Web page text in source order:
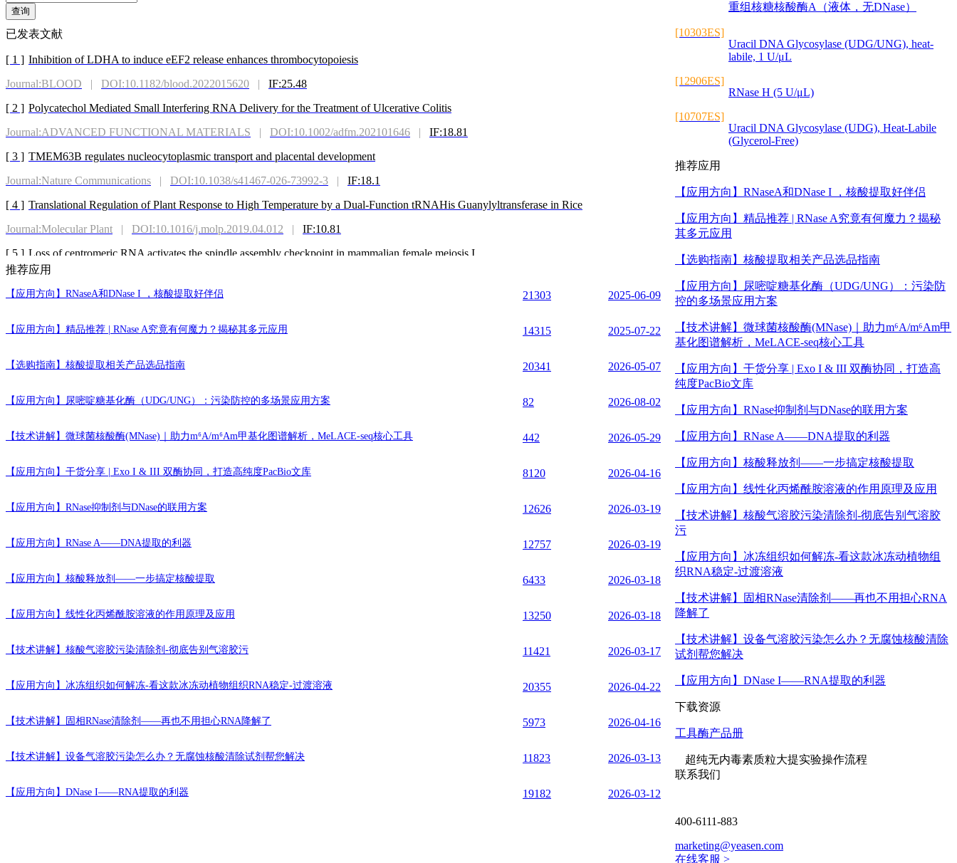
查询
已发表文献
[ 1 ] Inhibition of LDHA to induce eEF2 release enhances thrombocytopoiesis
Journal:BLOOD
| DOI:10.1182/blood.2022015620 |
IF:25.48
[ 2 ] Polycatechol Mediated Small Interfering RNA Delivery for the Treatment of Ulcerative Colitis
Journal:ADVANCED FUNCTIONAL MATERIALS
| DOI:10.1002/adfm.202101646 |
IF:18.81
[ 3 ] TMEM63B regulates nucleocytoplasmic transport and placental development
Journal:Nature Communications
| DOI:10.1038/s41467-026-73992-3 |
IF:18.1
[ 4 ] Translational Regulation of Plant Response to High Temperature by a Dual-Function tRNAHis Guanylyltransferase in Rice
Journal:Molecular Plant
| DOI:10.1016/j.molp.2019.04.012 |
IF:10.81
[ 5 ] Loss of centromeric RNA activates the spindle assembly checkpoint in mammalian female meiosis I
Journal:JOURNAL OF CELL BIOLOGY
[ 6 ] Aggregation-Induced Emission Photosensitizer Synergizes Photodynamic Therapy and the Inhibition of the NF-κB Signaling Pathway to
Journal:ACS Applied Materials & Interfaces
[ 7 ] The potential toxicity of polystyrene nanoplastics to human trophoblasts in vitro
Aberrant methylation of Serpine1 mediates lung injury in neonatal mice prenatally exposed to intrauterine inflammation
Journal:Cell and Bioscience
| DOI:10.1186/s13578-022-00901-8 |
IF:9.58
ROS activated MAPK signaling pathways
Journal:Acta Biomaterialia
| DOI:10.1016/j.actbio.2020.06.030
[ 12 ] A Combination of Guanidyl and Phenyl Groups on a Dendrimer Enables Efficient siRNA and DNA Delivery
Journal:BIOMACROMOLECULES
| DOI:10.1021/acs.biomac.7b00567
Pathway in Colorectal Cancer
[ 14 ] Rubioncolin C, a natural naphthohydroquinone dimer isolated from Rubia yunnanensis, inhibits the proliferation and metastasis by inducing
Journal:JOURNAL OF ETHNOPHARMACOLOGY
| DOI:10.1016/j.jep.2021.114184
[ 15 ] E2F1/2/7/8 as independent indicators of survival in patients with cervical squamous cell carcinoma
推荐应用
【应用方向】 RNaseA和DNase I ，核酸提取好伴侣 21303 2025-06-09
【应用方向】 精品推荐 | RNase A究竟有何魔力？揭秘其多元应用 14315 2025-07-22
【选购指南】 核酸提取相关产品选品指南 20341 2026-05-07
【应用方向】 尿嘧啶糖基化酶（UDG/UNG）：污染防控的多场景应用方案 82 2026-08-02
【技术讲解】 微球菌核酸酶(MNase)｜助力m⁶A/m⁶Am甲基化图谱解析，MeLACE-seq核心工具 442 2026-05-29
【应用方向】 干货分享 | Exo I & III 双酶协同，打造高纯度PacBio文库 8120 2026-04-16
【应用方向】 RNase抑制剂与DNase的联用方案 12626 2026-03-19
【应用方向】 RNase A——DNA提取的利器 12757 2026-03-19
【应用方向】 核酸释放剂——一步搞定核酸提取 6433 2026-03-18
【应用方向】 线性化丙烯酰胺溶液的作用原理及应用 13250 2026-03-18
【技术讲解】 核酸气溶胶污染清除剂-彻底告别气溶胶污 11421 2026-03-17
【应用方向】 冰冻组织如何解冻-看这款冰冻动植物组织RNA稳定-过渡溶液 20355 2026-04-22
【技术讲解】 固相RNase清除剂——再也不用担心RNA降解了 5973 2026-04-16
【技术讲解】 设备气溶胶污染怎么办？无腐蚀核酸清除试剂帮您解决 11823 2026-03-13
【应用方向】 DNase I——RNA提取的利器 19182 2026-03-12
重组核糖核酸酶A（液体，无DNase）
[10303ES]
Uracil DNA Glycosylase (UDG/UNG), heat-
labile, 1 U/μL
[12906ES]
RNase H (5 U/μL)
[10707ES]
Uracil DNA Glycosylase (UDG), Heat-Labile
(Glycerol-Free)
推荐应用
【应用方向】 RNaseA和DNase I ，核酸提取好伴侣
【应用方向】 精品推荐 | RNase A究竟有何魔力？揭秘
其多元应用
【选购指南】 核酸提取相关产品选品指南
【应用方向】
尿嘧啶糖基化酶（UDG/UNG）：污染防
控的多场景应用方案
【技术讲解】 微球菌核酸酶(MNase)｜助力m⁶A/m⁶Am甲
基化图谱解析，MeLACE-seq核心工具
【应用方向】 干货分享 | Exo I & III 双酶协同，打造高
纯度PacBio文库
【应用方向】 RNase抑制剂与DNase的联用方案
【应用方向】 RNase A——DNA提取的利器
【应用方向】 核酸释放剂——一步搞定核酸提取
【应用方向】 线性化丙烯酰胺溶液的作用原理及应用
【技术讲解】 核酸气溶胶污染清除剂-彻底告别气溶胶
污
【应用方向】 冰冻组织如何解冻-看这款冰冻动植物组
织RNA稳定-过渡溶液
【技术讲解】
固相RNase清除剂——再也不用担心RNA
降解了
【技术讲解】 设备气溶胶污染怎么办？无腐蚀核酸清除
试剂帮您解决
【应用方向】 DNase I——RNA提取的利器
下载资源
工具酶产品册
超纯无内毒素质粒大提实验操作流程
联系我们
400-6111-883
marketing@yeasen.com
在线客服 >